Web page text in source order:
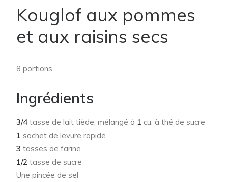
Kouglof aux pommes
et aux raisins secs
8 portions
Ingrédients
3/4 tasse de lait tiède, mélangé à 1 cu. à thé de sucre
1 sachet de levure rapide
3 tasses de farine
1/2 tasse de sucre
Une pincée de sel